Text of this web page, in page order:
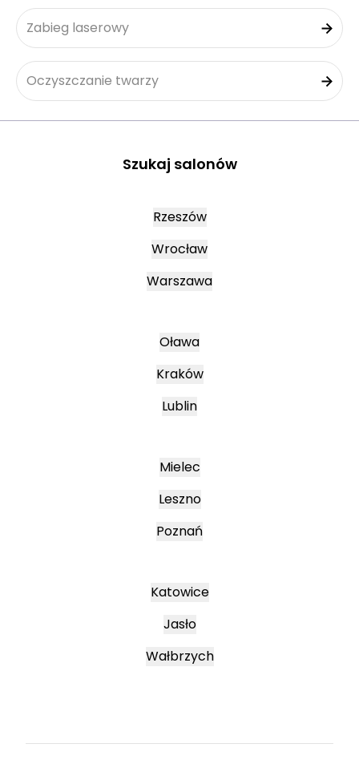
Zabieg laserowy
Oczyszczanie twarzy
Szukaj salonów
Rzeszów
Wrocław
Warszawa
Oława
Kraków
Lublin
Mielec
Leszno
Poznań
Katowice
Jasło
Wałbrzych